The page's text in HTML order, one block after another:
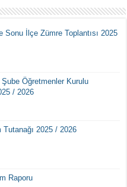
Sonu İlçe Zümre Toplantısı 2025
Şube Öğretmenler Kurulu
/ 2026
Tutanağı 2025 / 2026
Raporu